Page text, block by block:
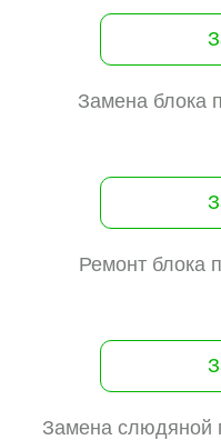
Замена блока
Ремонт блока
Замена слюдяной